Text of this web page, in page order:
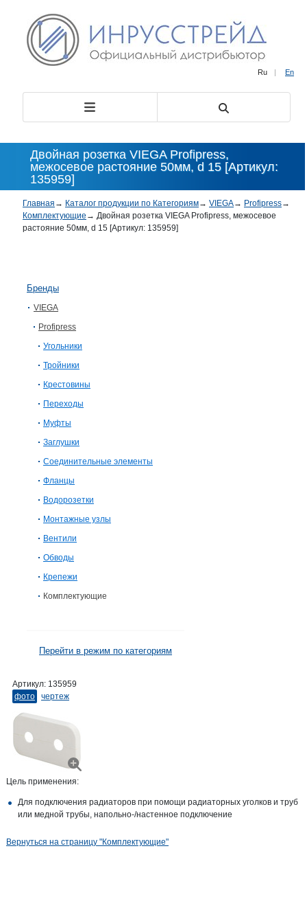
Ru | En
Двойная розетка VIEGA Profipress,
межосевое растояние 50мм, d 15 [Артикул:
135959]
Главная → Каталог продукции по Категориям→ VIEGA→ Profipress→
Комплектующие → Двойная розетка VIEGA Profipress, межосевое
растояние 50мм, d 15 [Артикул: 135959]
Бренды
VIEGA
Profipress
Угольники
Тройники
Крестовины
Переходы
Муфты
Заглушки
Соединительные элементы
Фланцы
Водорозетки
Монтажные узлы
Вентили
Обводы
Крепежи
Комплектующие
Перейти в режим по категориям
Артикул: 135959
фото
чертеж
Цель применения:
Для подключения радиаторов при помощи радиаторных уголков и труб
или медной трубы, напольно-/настенное подключение
Вернуться на страницу "Комплектующие"